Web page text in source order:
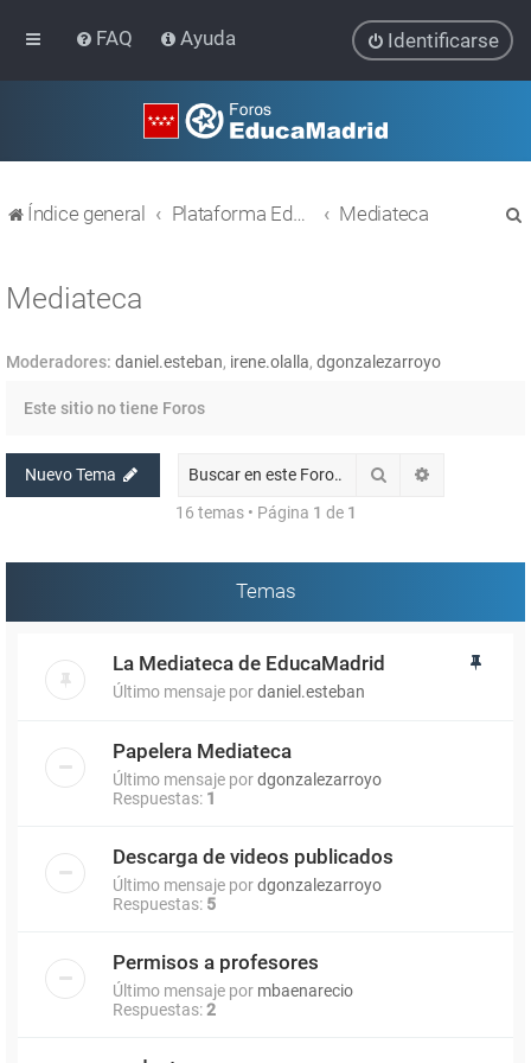
FAQ Ayuda Identificarse
Índice general Plataforma Educativa EducaMadrid Mediateca
Mediateca
Moderadores: daniel.esteban, irene.olalla, dgonzalezarroyo
Este sitio no tiene Foros
Nuevo Tema Buscar
16 temas • Página 1 de 1
Temas
La Mediateca de EducaMadrid
Último mensaje pordaniel.esteban
Papelera Mediateca
Último mensaje pordgonzalezarroyo
Respuestas: 1
Descarga de videos publicados
Último mensaje pordgonzalezarroyo
Respuestas: 5
Permisos a profesores
Último mensaje por mbaenarecio
Respuestas:2